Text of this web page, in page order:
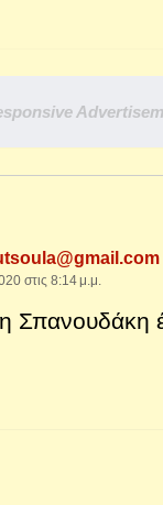
στις 8:14 μ.μ.
Σπανουδάκη